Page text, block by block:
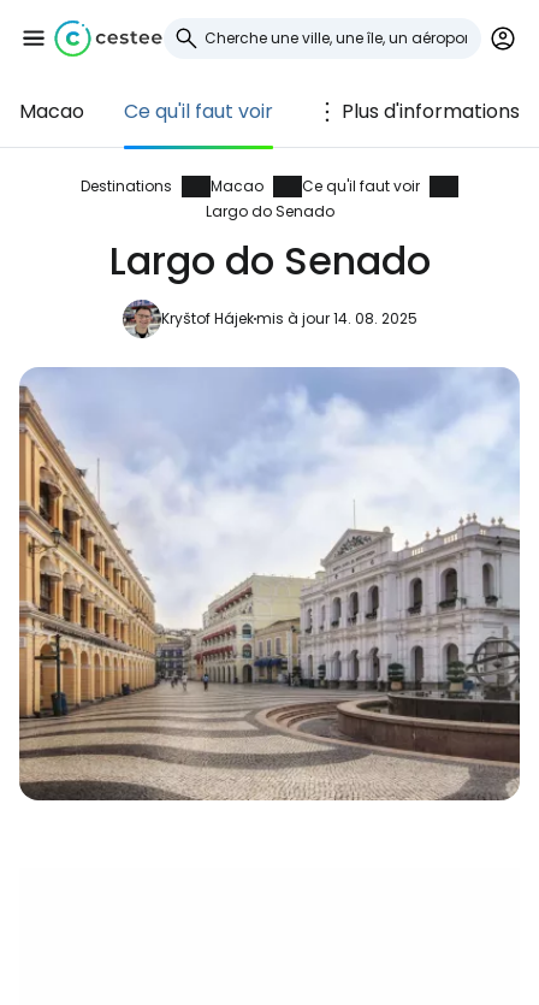
Macao Ce qu'il faut voir Plus d'informations
Destinations Macao
Ce qu'il faut voir
Largo do Senado
Largo do Senado
Kryštof Hájekmis à jour 14. 08. 2025
Se connecter à
Cestee
... la communauté mondiale des voyageurs
Continuer avec Google
Continuer avec Facebook
Poursuivre avec le courrier
électronique